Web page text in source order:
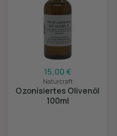
15,00 €
Naturcraft
Ozonisiertes Olivenöl
100ml